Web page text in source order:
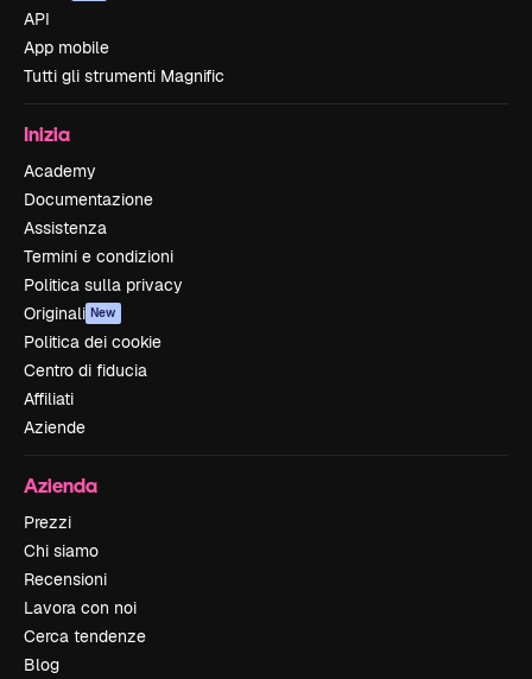
API
App mobile
Tutti gli strumenti Magnific
Inizia
Academy
Documentazione
Assistenza
Termini e condizioni
Politica sulla privacy
Originali New
Politica dei cookie
Centro di fiducia
Affiliati
Aziende
Azienda
Prezzi
Chi siamo
Recensioni
Lavora con noi
Cerca tendenze
Blog